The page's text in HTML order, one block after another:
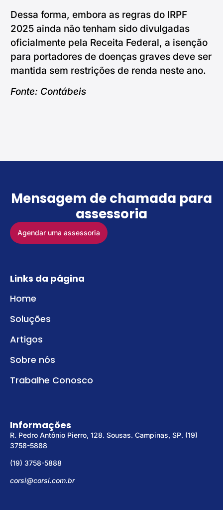
Dessa forma, embora as regras do IRPF
2025 ainda não tenham sido divulgadas
oficialmente pela Receita Federal, a isenção
para portadores de doenças graves deve ser
mantida sem restrições de renda neste ano.
Fonte: Contábeis
Mensagem de chamada para
assessoria
Agendar uma assessoria
Links da página
Home
Soluções
Artigos
Sobre nós
Trabalhe Conosco
Informações
R. Pedro Antônio Pierro, 128. Sousas. Campinas, SP. (19)
3758-5888
(19) 3758-5888
corsi@corsi.com.br